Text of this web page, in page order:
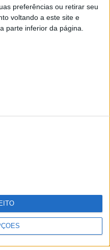
preferências ou retirar seu
voltando a este site e
parte inferior da página.